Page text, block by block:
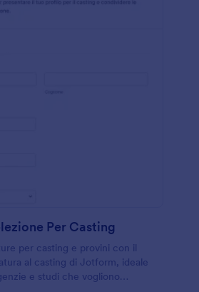
Per Casting
per casting e provini con il
al casting di Jotform, ideale
e studi che vogliono